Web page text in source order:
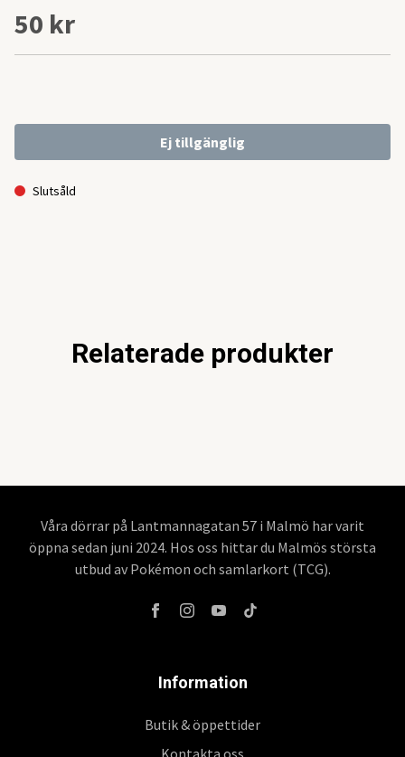
50 kr
Ej tillgänglig
Slutsåld
Relaterade produkter
Våra dörrar på Lantmannagatan 57 i Malmö har varit
öppna sedan juni 2024. Hos oss hittar du Malmös största
utbud av Pokémon och samlarkort (TCG).
Information
Butik & öppettider
Kontakta oss